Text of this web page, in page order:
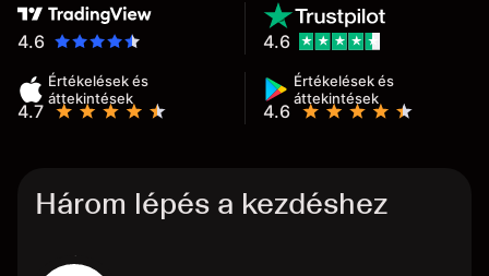
4.6
Értékelések és
áttekintések
4.7
Értékelések és
áttekintések
4.6
4.6
Három lépés a kezdéshez